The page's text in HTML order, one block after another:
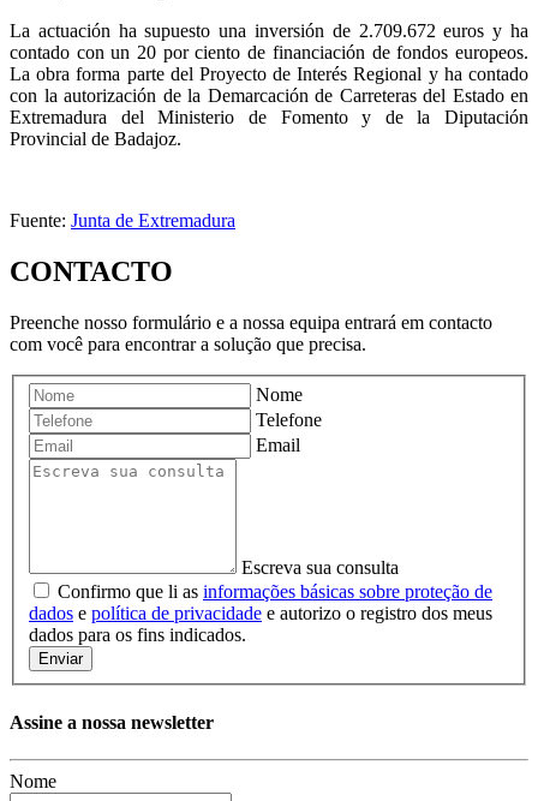
La actuación ha supuesto una inversión de 2.709.672 euros y ha
contado con un 20 por ciento de financiación de fondos europeos.
La obra forma parte del Proyecto de Interés Regional y ha contado
con la autorización de la Demarcación de Carreteras del Estado en
Extremadura del Ministerio de Fomento y de la Diputación
Provincial de Badajoz.
Fuente: Junta de Extremadura
CONTACTO
Preenche nosso formulário e a nossa equipa entrará em contacto
com você para encontrar a solução que precisa.
Nome
Telefone
Email
Escreva sua consulta
Confirmo que li as informações básicas sobre proteção de
dados e política de privacidade e autorizo ​​o registro dos meus
dados para os fins indicados.
Enviar
Assine a nossa newsletter
Nome